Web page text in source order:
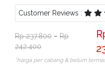
Customer Reviews :
237.800 −
242.400
*harga per cabang & belum